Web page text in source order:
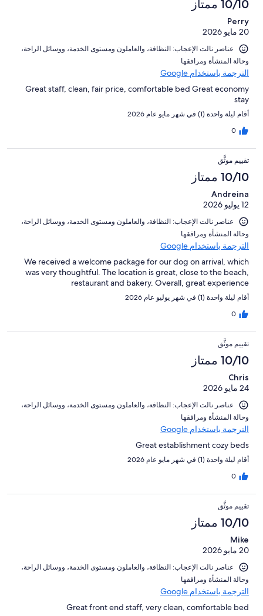
10/10 ممتاز
Perry
20 مايو 2026
عناصر نالت الإعجاب: ⁦النظافة⁩، و⁦العاملون ومستوى الخدمة⁩، و⁦وسائل الراحة⁩،
و⁦حالة المنشأة ومرافقها⁩
الترجمة باستخدام Google
Great staff, clean, fair price, comfortable bed Great economy
stay
أقام ليلة واحدة (1) في شهر مايو عام 2026
0
تقييم موثَّق
10/10 ممتاز
Andreina
12 يوليو 2026
عناصر نالت الإعجاب: ⁦النظافة⁩، و⁦العاملون ومستوى الخدمة⁩، و⁦وسائل الراحة⁩،
و⁦حالة المنشأة ومرافقها⁩
الترجمة باستخدام Google
We received a welcome package for our dog on arrival, which
was very thoughtful. The location is great, close to the beach,
restaurant and bakery. Overall, great experience
أقام ليلة واحدة (1) في شهر يوليو عام 2026
0
تقييم موثَّق
10/10 ممتاز
Chris
24 مايو 2026
عناصر نالت الإعجاب: ⁦النظافة⁩، و⁦العاملون ومستوى الخدمة⁩، و⁦وسائل الراحة⁩،
و⁦حالة المنشأة ومرافقها⁩
الترجمة باستخدام Google
Great establishment cozy beds
أقام ليلة واحدة (1) في شهر مايو عام 2026
0
تقييم موثَّق
10/10 ممتاز
Mike
20 مايو 2026
عناصر نالت الإعجاب: ⁦النظافة⁩، و⁦العاملون ومستوى الخدمة⁩، و⁦وسائل الراحة⁩،
و⁦حالة المنشأة ومرافقها⁩
الترجمة باستخدام Google
Great front end staff, very clean, comfortable bed